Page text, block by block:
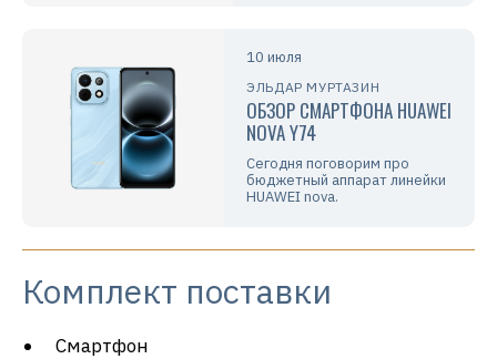
10 июля
ЭЛЬДАР МУРТАЗИН
ОБЗОР СМАРТФОНА HUAWEI
NOVA Y74
Сегодня поговорим про
бюджетный аппарат линейки
HUAWEI nova.
Комплект поставки
Смартфон